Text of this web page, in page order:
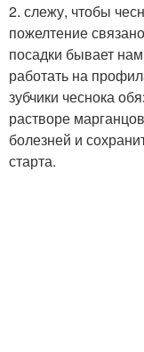
2. слежу, чтобы
пожелтение
посадки бывает
работать на
зубчики чеснока
растворе
болезней и
старта.